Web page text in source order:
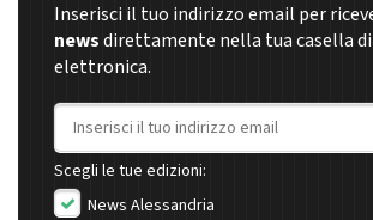
Inserisci il tuo indirizzo email per
newsdirettamente nella tua casella
elettronica.
Indirizzo email
Scegli le tue edizioni:
News Alessandria